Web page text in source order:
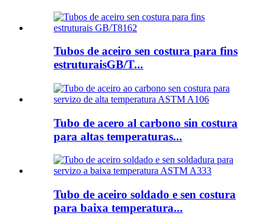
Tubos de aceiro sen costura para fins
estruturaisGB/T...
Tubo de acero al carbono sin costura
para altas temperaturas...
Tubo de aceiro soldado e sen costura
para baixa temperatura...